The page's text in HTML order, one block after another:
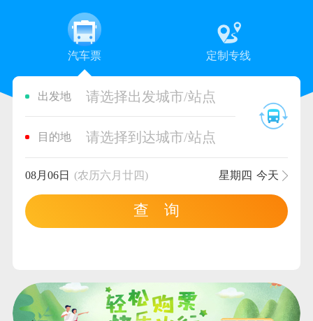
汽车票 定制专线
出发地 请选择出发城市/站点
目的地 请选择到达城市/站点
08月06日 (农历六月廿四) 星期四 今天
查 询